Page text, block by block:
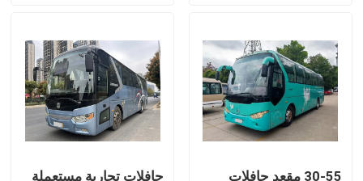
أخبار
حالات
اطلب اقتباس
30-55 مقعد حافلات حافلات تجارية مستعملة